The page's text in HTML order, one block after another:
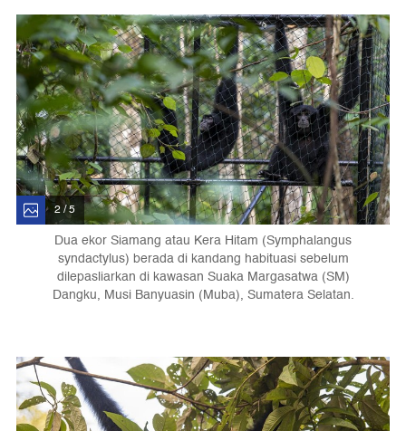
2 / 5
Dua ekor Siamang atau Kera Hitam (Symphalangus
syndactylus) berada di kandang habituasi sebelum
dilepasliarkan di kawasan Suaka Margasatwa (SM)
Dangku, Musi Banyuasin (Muba), Sumatera Selatan.